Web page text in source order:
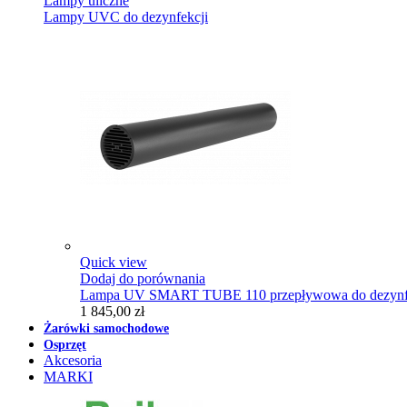
Lampy UVC do dezynfekcji
Quick view
Dodaj do porównania
Lampa UV SMART TUBE 110 przepływowa do
1 845,00 zł
Żarówki samochodowe
Osprzęt
Akcesoria
MARKI